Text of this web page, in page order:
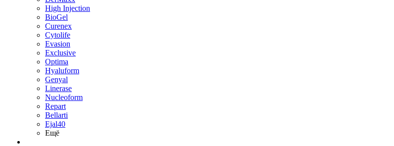
High Injection
BioGel
Curenex
Cytolife
Evasion
Exclusive
Optima
Hyaluform
Genyal
Linerase
Nucleoform
Repart
Bellarti
Ejal40
Ещё